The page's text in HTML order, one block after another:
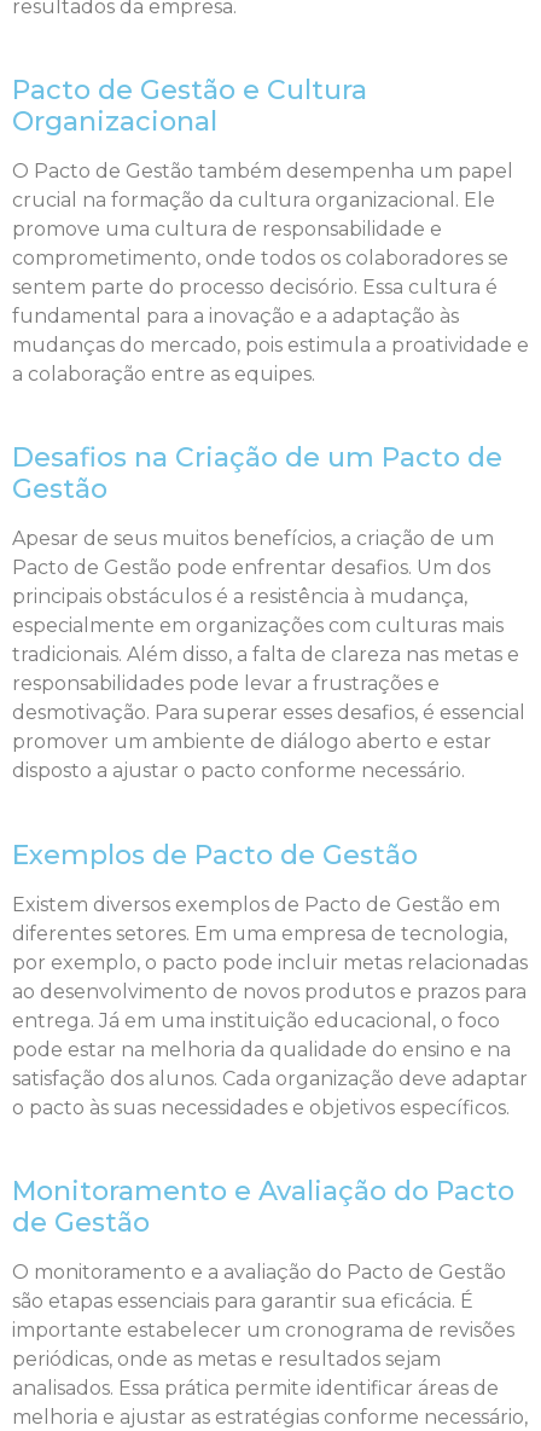
resultados da empresa.
Pacto de Gestão e Cultura
Organizacional
O Pacto de Gestão também desempenha um papel
crucial na formação da cultura organizacional. Ele
promove uma cultura de responsabilidade e
comprometimento, onde todos os colaboradores se
sentem parte do processo decisório. Essa cultura é
fundamental para a inovação e a adaptação às
mudanças do mercado, pois estimula a proatividade e
a colaboração entre as equipes.
Desafios na Criação de um Pacto de
Gestão
Apesar de seus muitos benefícios, a criação de um
Pacto de Gestão pode enfrentar desafios. Um dos
principais obstáculos é a resistência à mudança,
especialmente em organizações com culturas mais
tradicionais. Além disso, a falta de clareza nas metas e
responsabilidades pode levar a frustrações e
desmotivação. Para superar esses desafios, é essencial
promover um ambiente de diálogo aberto e estar
disposto a ajustar o pacto conforme necessário.
Exemplos de Pacto de Gestão
Existem diversos exemplos de Pacto de Gestão em
diferentes setores. Em uma empresa de tecnologia,
por exemplo, o pacto pode incluir metas relacionadas
ao desenvolvimento de novos produtos e prazos para
entrega. Já em uma instituição educacional, o foco
pode estar na melhoria da qualidade do ensino e na
satisfação dos alunos. Cada organização deve adaptar
o pacto às suas necessidades e objetivos específicos.
Monitoramento e Avaliação do Pacto
de Gestão
O monitoramento e a avaliação do Pacto de Gestão
são etapas essenciais para garantir sua eficácia. É
importante estabelecer um cronograma de revisões
periódicas, onde as metas e resultados sejam
analisados. Essa prática permite identificar áreas de
melhoria e ajustar as estratégias conforme necessário,